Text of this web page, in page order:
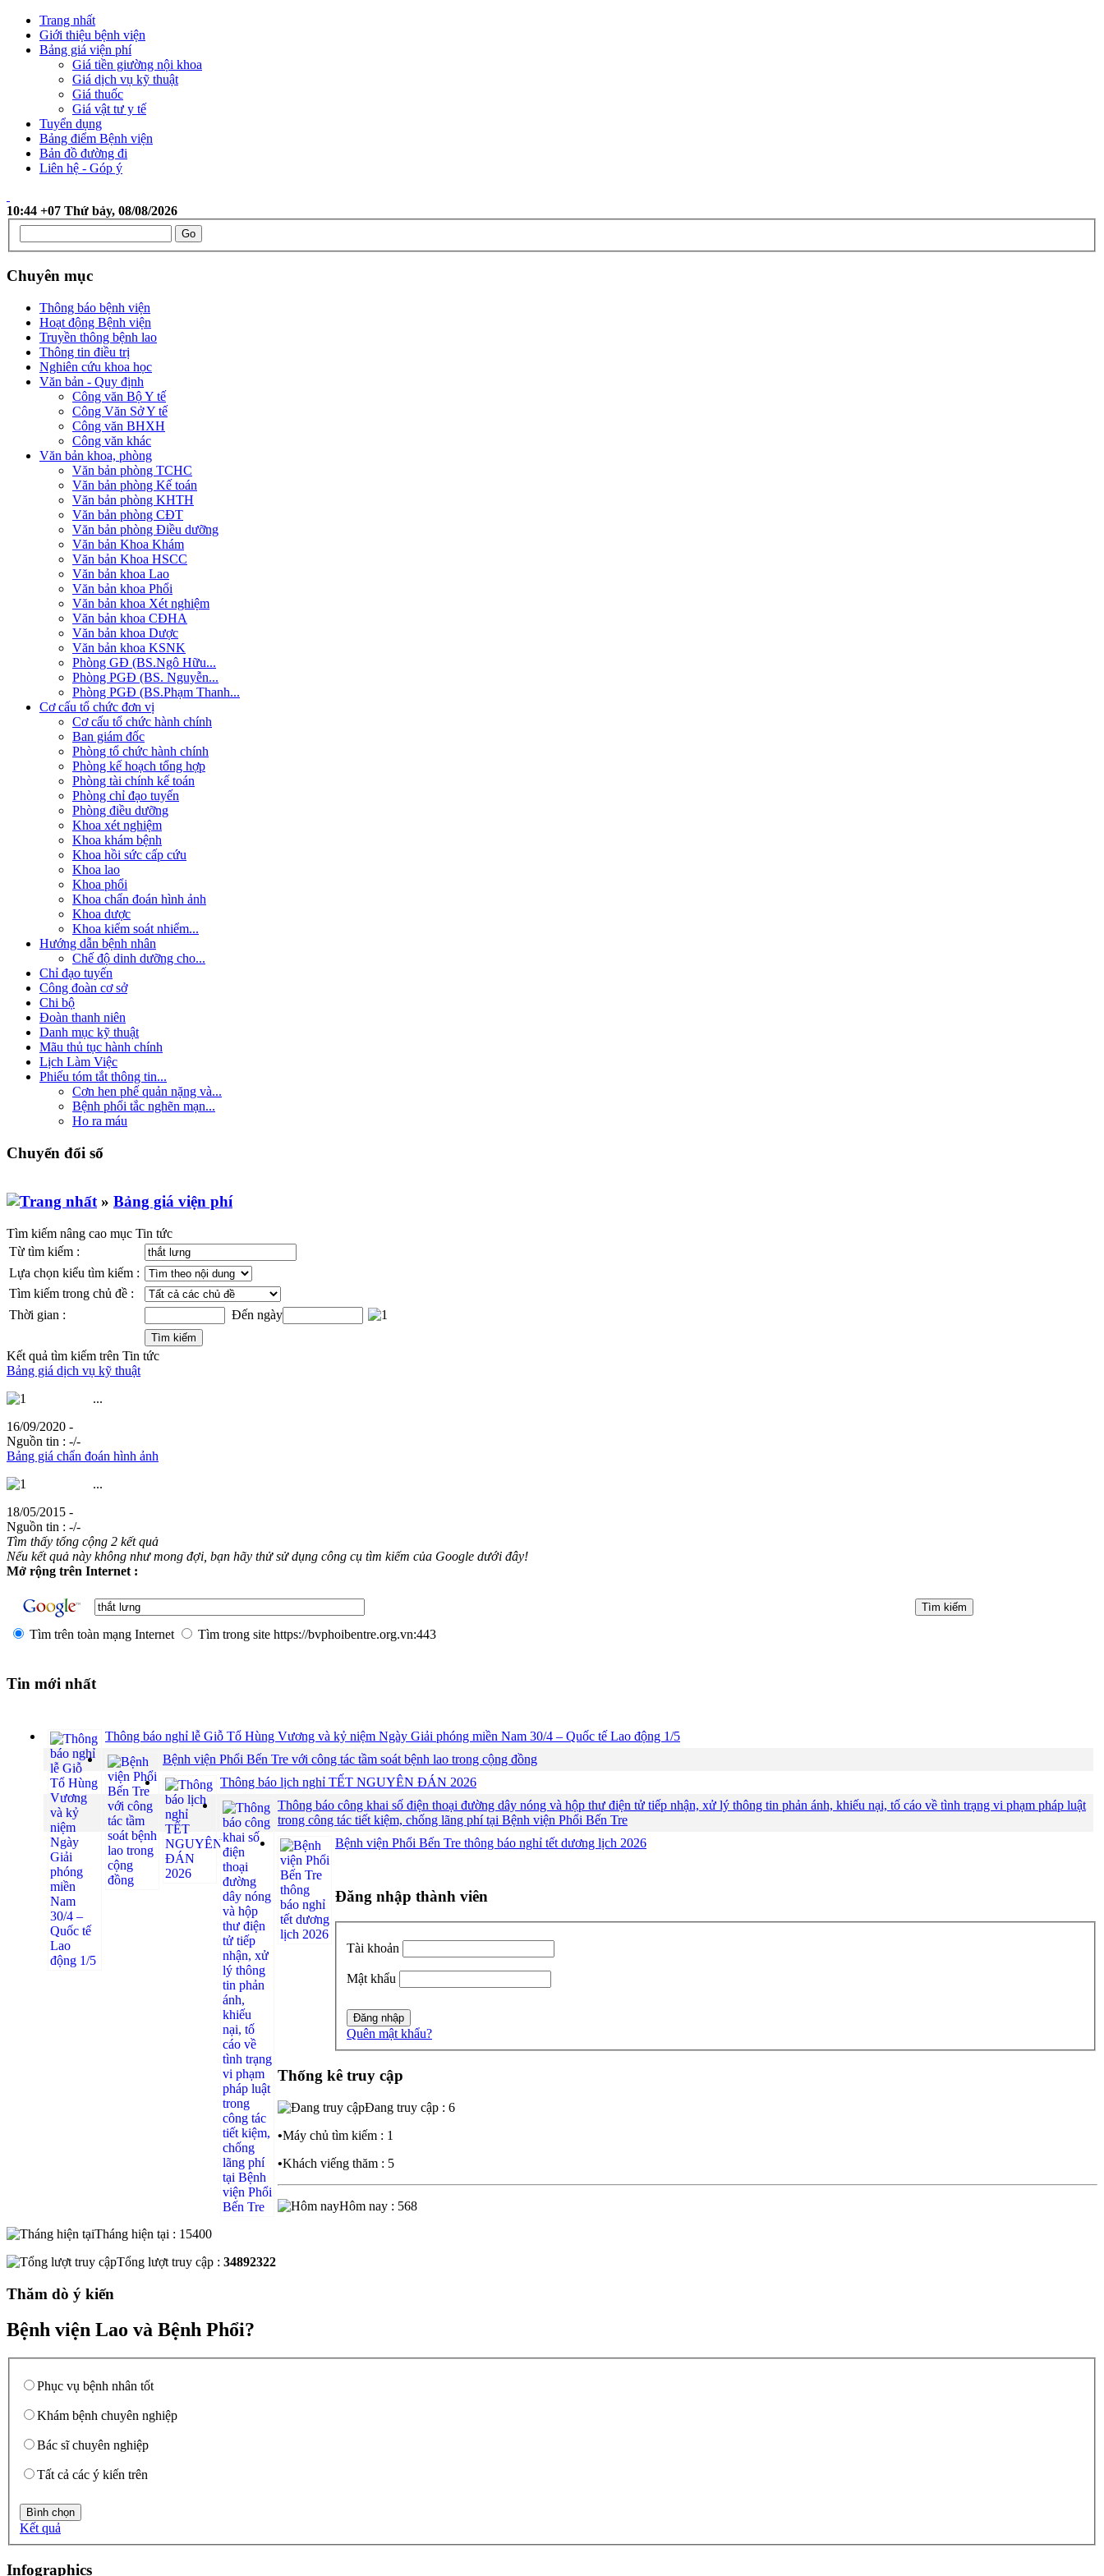
Trang nhất
Giới thiệu bệnh viện
Bảng giá viện phí
Giá tiền giường nội khoa
Giá dịch vụ kỹ thuật
Giá thuốc
Giá vật tư y tế
Tuyển dụng
Bảng điểm Bệnh viện
Bản đồ đường đi
Liên hệ - Góp ý
10:44 +07 Thứ bảy, 08/08/2026
Chuyên mục
Thông báo bệnh viện
Hoạt động Bệnh viện
Truyền thông bệnh lao
Thông tin điều trị
Nghiên cứu khoa học
Văn bản - Quy định
Công văn Bộ Y tế
Công Văn Sở Y tế
Công văn BHXH
Công văn khác
Văn bản khoa, phòng
Văn bản phòng TCHC
Văn bản phòng Kế toán
Văn bản phòng KHTH
Văn bản phòng CĐT
Văn bản phòng Điều dưỡng
Văn bản Khoa Khám
Văn bản Khoa HSCC
Văn bản khoa Lao
Văn bản khoa Phổi
Văn bản khoa Xét nghiệm
Văn bản khoa CĐHA
Văn bản khoa Dược
Văn bản khoa KSNK
Phòng GĐ (BS.Ngô Hữu...
Phòng PGĐ (BS. Nguyễn...
Phòng PGĐ (BS.Phạm Thanh...
Cơ cấu tổ chức đơn vị
Cơ cấu tổ chức hành chính
Ban giám đốc
Phòng tổ chức hành chính
Phòng kế hoạch tổng hợp
Phòng tài chính kế toán
Phòng chỉ đạo tuyến
Phòng điều dưỡng
Khoa xét nghiệm
Khoa khám bệnh
Khoa hồi sức cấp cứu
Khoa lao
Khoa phổi
Khoa chẩn đoán hình ảnh
Khoa dược
Khoa kiểm soát nhiểm...
Hướng dẫn bệnh nhân
Chế độ dinh dưỡng cho...
Chỉ đạo tuyến
Công đoàn cơ sở
Chi bộ
Đoàn thanh niên
Danh mục kỹ thuật
Mãu thủ tục hành chính
Lịch Làm Việc
Phiếu tóm tắt thông tin...
Cơn hen phế quản nặng và...
Bệnh phổi tắc nghẽn mạn...
Ho ra máu
Chuyển đổi số
» Bảng giá viện phí
Tìm kiếm nâng cao mục Tin tức
Từ tìm kiếm :
Lựa chọn kiểu tìm kiếm :
Tìm kiếm trong chủ đề :
Thời gian :
Đến ngày
Kết quả tìm kiếm trên Tin tức
Bảng giá dịch vụ kỹ thuật
...
16/09/2020 -
Nguồn tin : -/-
Bảng giá chẩn đoán hình ảnh
...
18/05/2015 -
Nguồn tin : -/-
Tìm thấy tổng cộng 2 kết quả
Nếu kết quả này không như mong đợi, bạn hãy thử sử dụng công cụ tìm kiếm của Google dưới đây!
Mở rộng trên Internet :
Tìm trên toàn mạng Internet Tìm trong site https://bvphoibentre.org.vn:443
Tin mới nhất
Thông báo nghỉ lễ Giỗ Tổ Hùng Vương và kỷ niệm Ngày Giải phóng miền Nam 30/4 – Quốc tế Lao động 1/5
Bệnh viện Phổi Bến Tre với công tác tầm soát bệnh lao trong cộng đồng
Thông báo lịch nghỉ TẾT NGUYÊN ĐÁN 2026
Thông báo công khai số điện thoại đường dây nóng và hộp thư điện tử tiếp nhận, xử lý thông tin phản ánh, khiếu nại, tố cáo về tình trạng vi phạm pháp luật
trong công tác tiết kiệm, chống lãng phí tại Bệnh viện Phổi Bến Tre
Bệnh viện Phổi Bến Tre thông báo nghỉ tết dương lịch 2026
Đăng nhập thành viên
Tài khoản
Mật khẩu
Quên mật khẩu?
Thống kê truy cập
Đang truy cập : 6
•Máy chủ tìm kiếm : 1
•Khách viếng thăm : 5
Hôm nay : 568
Tháng hiện tại : 15400
Tổng lượt truy cập : 34892322
Thăm dò ý kiến
Bệnh viện Lao và Bệnh Phổi?
Phục vụ bệnh nhân tốt
Khám bệnh chuyên nghiệp
Bác sĩ chuyên nghiệp
Tất cả các ý kiến trên
Kết quả
Infographics